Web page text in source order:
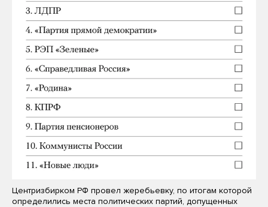
Центризбирком РФ провел жеребьевку, по итогам которой
определились места политических партий, допущенных